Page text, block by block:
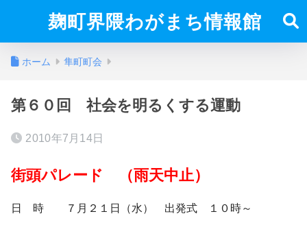
麹町界隈わがまち情報館
ホーム 隼町町会
第６０回 社会を明るくする運動
2010年7月14日
街頭パレード （雨天中止）
日 時 ７月２１日（水） 出発式 １０時～